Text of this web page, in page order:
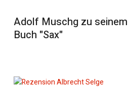
Adolf Muschg zu seinem
Buch "Sax"